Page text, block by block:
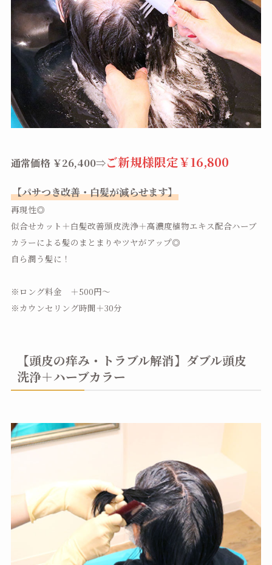
通常価格 ￥26,400⇒ご新規様限定￥16,800
【パサつき改善・白髪が減らせます】
再現性◎
似合せカット＋白髪改善頭皮洗浄＋高濃度植物エキス配合ハーブ
カラーによる髪のまとまりやツヤがアップ◎
自ら潤う髪に！
※ロング料金 ＋500円～
※カウンセリング時間＋30分
【頭皮の痒み・トラブル解消】ダブル頭皮
洗浄＋ハーブカラー